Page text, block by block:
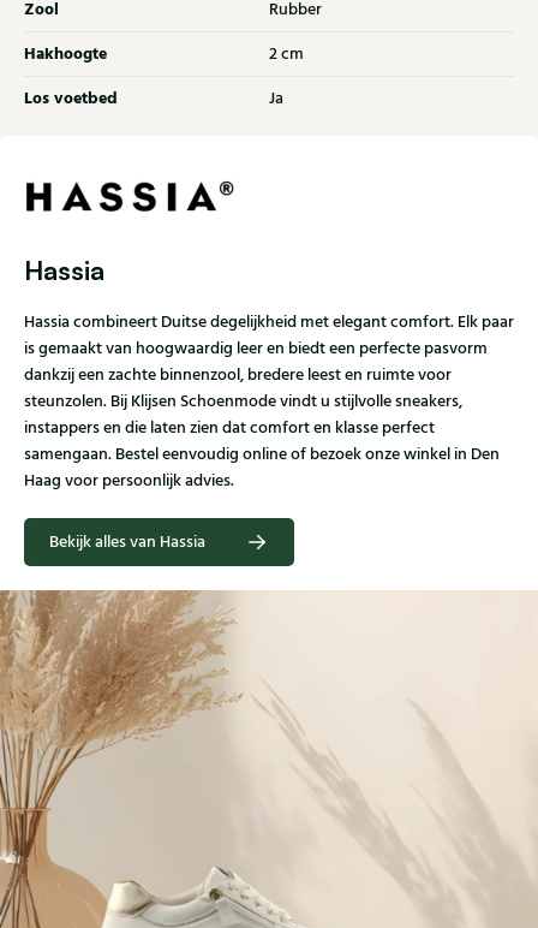
Zool Rubber
Hakhoogte 2 cm
Los voetbed Ja
Hassia
Hassia combineert Duitse degelijkheid met elegant comfort. Elk paar
is gemaakt van hoogwaardig leer en biedt een perfecte pasvorm
dankzij een zachte binnenzool, bredere leest en ruimte voor
steunzolen. Bij Klijsen Schoenmode vindt u stijlvolle sneakers,
instappers en die laten zien dat comfort en klasse perfect
samengaan. Bestel eenvoudig online of bezoek onze winkel in Den
Haag voor persoonlijk advies.
Bekijk alles van Hassia